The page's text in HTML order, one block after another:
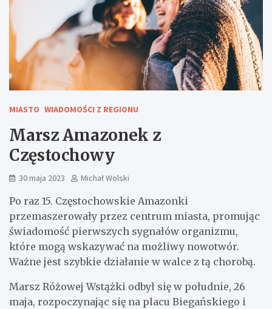
MIASTO WIADOMOŚCI Z REGIONU
Marsz Amazonek z
Częstochowy
30 maja 2023 Michał Wolski
Po raz 15. Częstochowskie Amazonki
przemaszerowały przez centrum miasta, promując
świadomość pierwszych sygnałów organizmu,
które mogą wskazywać na możliwy nowotwór.
Ważne jest szybkie działanie w walce z tą chorobą.
Marsz Różowej Wstążki odbył się w południe, 26
maja, rozpoczynając się na placu Biegańskiego i